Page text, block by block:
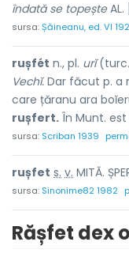
îndată se topeșteAL.
sursa:Șăineanu, ed. VI
rușfét n., pl. urĭ(turc.
Vechĭ. Dar făcut p. a
care țăranu ara
rușfert. În Munt. est
sursa: Scriban 1939
rușfet s. v. MITĂ.
sursa: Sinonime82 1982
Rășfet dex